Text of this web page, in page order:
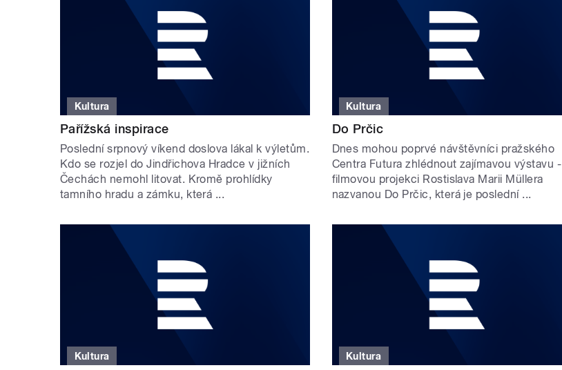
Kultura
Pařížská inspirace
Poslední srpnový víkend doslova lákal k výletům.
Kdo se rozjel do Jindřichova Hradce v jižních
Čechách nemohl litovat. Kromě prohlídky
tamního hradu a zámku, která ...
Kultura
Do Prčic
Dnes mohou poprvé návštěvníci pražského
Centra Futura zhlédnout zajímavou výstavu -
filmovou projekci Rostislava Marii Müllera
nazvanou Do Prčic, která je poslední ...
Kultura Kultura